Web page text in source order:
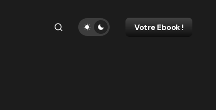
Votre Ebook !